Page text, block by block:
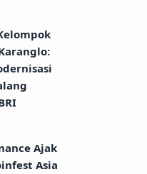
Ajak
Asia